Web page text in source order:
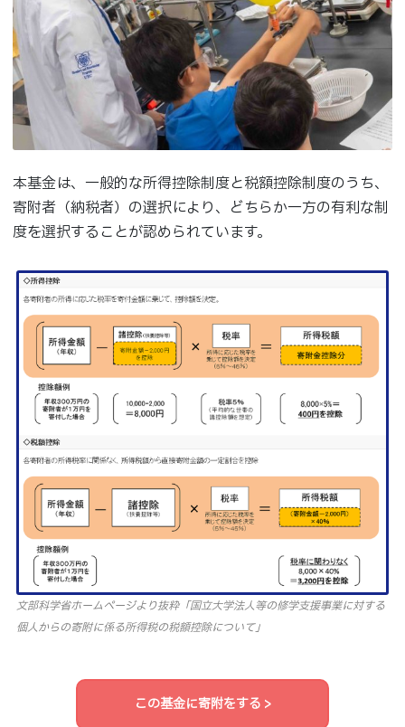
本基金は、一般的な所得控除制度と税額控除制度のうち、
寄附者（納税者）の選択により、どちらか一方の有利な制
度を選択することが認められています。
文部科学省ホームページより抜粋「国立大学法人等の修学支援事業に対する
個人からの寄附に係る所得税の税額控除について」
この基金に寄附をする >